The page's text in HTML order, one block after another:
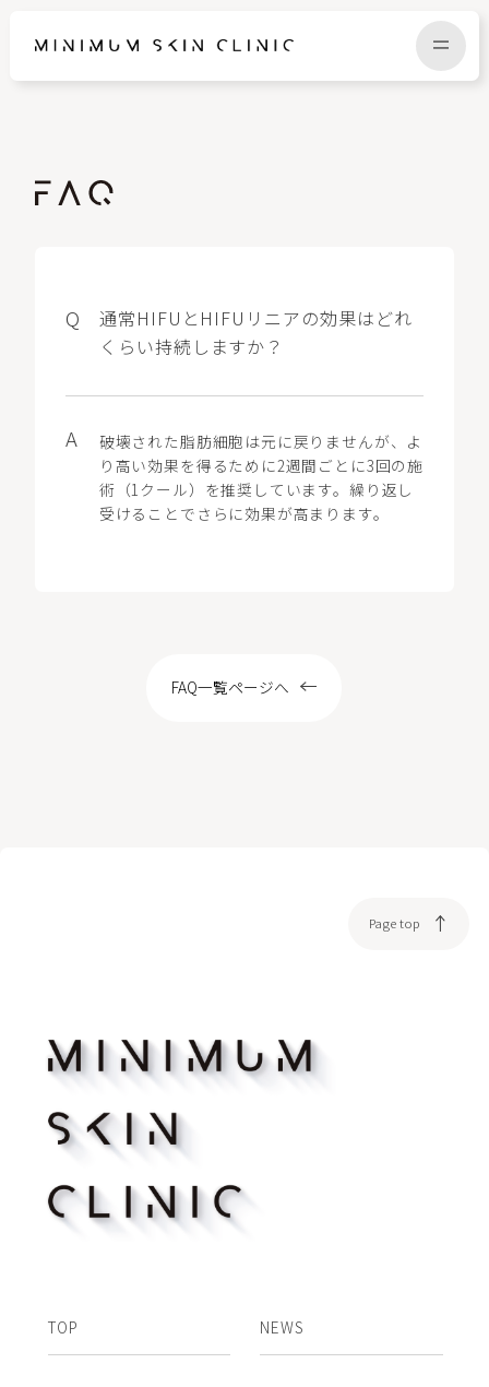
通常HIFUとHIFUリニアの効果はどれ
くらい持続しますか？
破壊された脂肪細胞は元に戻りませんが、よ
り高い効果を得るために2週間ごとに3回の施
術（1クール）を推奨しています。繰り返し
受けることでさらに効果が高まります。
FAQ一覧ページへ
Page top
TOP NEWS
CAMPAIGN
LOCATION
RECRUIT